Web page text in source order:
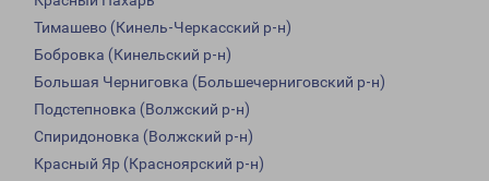
Тимашево (Кинель-Черкасский р-н)
Бобровка (Кинельский р-н)
Большая Черниговка (Большечерниговский р-н)
Подстепновка (Волжский р-н)
Спиридоновка (Волжский р-н)
Красный Яр (Красноярский р-н)